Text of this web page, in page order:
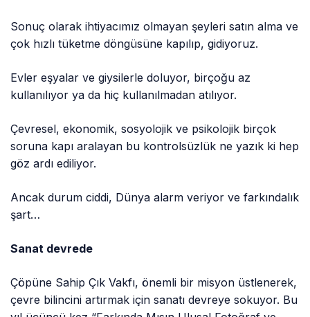
Sonuç olarak ihtiyacımız olmayan şeyleri satın alma ve
çok hızlı tüketme döngüsüne kapılıp, gidiyoruz.
Evler eşyalar ve giysilerle doluyor, birçoğu az
kullanılıyor ya da hiç kullanılmadan atılıyor.
Çevresel, ekonomik, sosyolojik ve psikolojik birçok
soruna kapı aralayan bu kontrolsüzlük ne yazık ki hep
göz ardı ediliyor.
Ancak durum ciddi, Dünya alarm veriyor ve farkındalık
şart…
Sanat devrede
Çöpüne Sahip Çık Vakfı, önemli bir misyon üstlenerek,
çevre bilincini artırmak için sanatı devreye sokuyor. Bu